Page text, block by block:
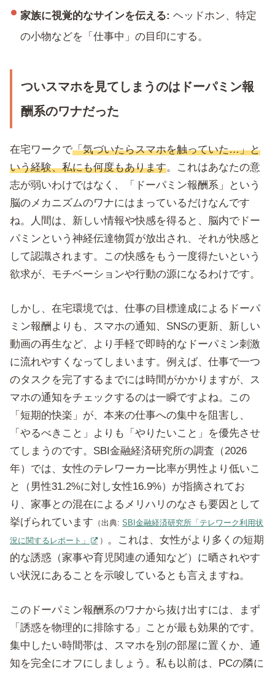
家族に視覚的なサインを伝える: ヘッドホン、特定
の小物などを「仕事中」の目印にする。
ついスマホを見てしまうのはドーパミン報
酬系のワナだった
在宅ワークで「気づいたらスマホを触っていた…」と
いう経験、私にも何度もあります。これはあなたの意
志が弱いわけではなく、「ドーパミン報酬系」という
脳のメカニズムのワナにはまっているだけなんです
ね。人間は、新しい情報や快感を得ると、脳内でドー
パミンという神経伝達物質が放出され、それが快感と
して認識されます。この快感をもう一度得たいという
欲求が、モチベーションや行動の源になるわけです。
しかし、在宅環境では、仕事の目標達成によるドーパ
ミン報酬よりも、スマホの通知、SNSの更新、新しい
動画の再生など、より手軽で即時的なドーパミン刺激
に流れやすくなってしまいます。例えば、仕事で一つ
のタスクを完了するまでには時間がかかりますが、ス
マホの通知をチェックするのは一瞬ですよね。この
「短期的快楽」が、本来の仕事への集中を阻害し、
「やるべきこと」よりも「やりたいこと」を優先させ
てしまうのです。SBI金融経済研究所の調査（2026
年）では、女性のテレワーカー比率が男性より低いこ
と（男性31.2%に対し女性16.9%）が指摘されてお
り、家事との混在によるメリハリのなさも要因として
挙げられています （出典:SBI金融経済研究所「テレワーク利用状
況に関するレポート」
） 。これは、女性がより多くの短期
的な誘惑（家事や育児関連の通知など）に晒されやす
い状況にあることを示唆しているとも言えますね。
このドーパミン報酬系のワナから抜け出すには、まず
「誘惑を物理的に排除する」ことが最も効果的です。
集中したい時間帯は、スマホを別の部屋に置くか、通
知を完全にオフにしましょう。私も以前は、PCの隣に